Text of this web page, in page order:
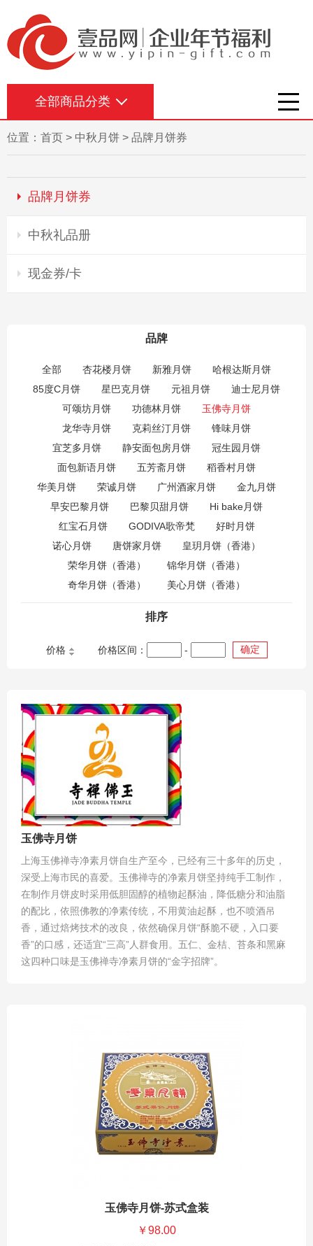
全部商品分类
位置： 首页 > 中秋月饼 > 品牌月饼券
品牌月饼券
中秋礼品册
现金券/卡
品牌
全部 杏花楼月饼 新雅月饼
哈根达斯月饼
85度C月饼
星巴克月饼 元祖月饼
迪士尼月饼
可颂坊月饼
功德林月饼
玉佛寺月饼
龙华寺月饼
克莉丝汀月饼
锋味月饼
宜芝多月饼
静安面包房月饼
冠生园月饼
面包新语月饼
五芳斋月饼
稻香村月饼
华美月饼
荣诚月饼 广州酒家月饼
金九月饼
早安巴黎月饼
巴黎贝甜月饼
Hi bake月饼
红宝石月饼
GODIVA歌帝梵
好时月饼
诺心月饼
唐饼家月饼
皇玥月饼（香港）
荣华月饼（香港）
锦华月饼（香港）
奇华月饼（香港）
美心月饼（香港）
排序
价格 价格区间： - 确定
玉佛寺月饼
上海玉佛禅寺净素月饼自生产至今，已经有三十多年的历史，
深受上海市民的喜爱。玉佛禅寺的净素月饼坚持纯手工制作，
在制作月饼皮时采用低胆固醇的植物起酥油，降低糖分和油脂
的配比，依照佛教的净素传统，不用黄油起酥，也不喷酒吊
香，通过焙烤技术的改良，依然确保月饼“酥脆不硬，入口要
香”的口感，还适宜“三高”人群食用。五仁、金桔、苔条和黑麻
这四种口味是玉佛禅寺净素月饼的“金字招牌”。
玉佛寺月饼-苏式盒装
￥98.00